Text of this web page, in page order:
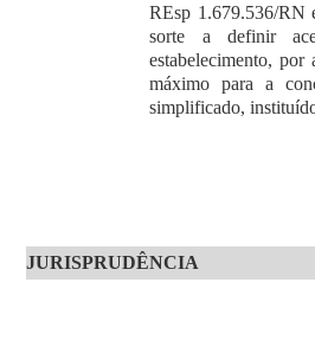
REsp 1.679.536/RN
sorte a definir
estabelecimento,
máximo para a
simplificado,
JURISPRUDÊNCIA